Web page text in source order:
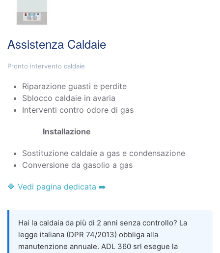
Assistenza Caldaie
Pronto intervento caldaie
Riparazione guasti e perdite
Sblocco caldaie in avaria
Interventi contro odore di gas
Installazione
Sostituzione caldaie a gas e condensazione
Conversione da gasolio a gas
🔷 Vedi pagina dedicata ➡️
Hai la caldaia da più di 2 anni senza controllo? La
legge italiana (DPR 74/2013) obbliga alla
manutenzione annuale. ADL 360 srl esegue la